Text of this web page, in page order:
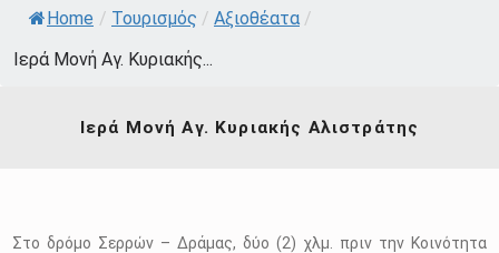
Home / Τουρισμός / Αξιοθέατα /
Ιερά Μονή Αγ. Κυριακής...
Ιερά Μονή Αγ. Κυριακής Αλιστράτης
Στο δρόμο Σερρών – Δράμας, δύο (2) χλμ. πριν την Κοινότητα